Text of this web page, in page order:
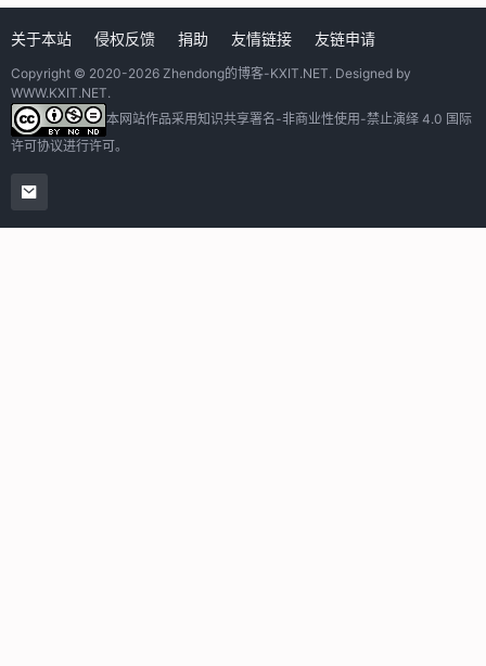
关于本站 侵权反馈 捐助 友情链接 友链申请
Copyright © 2020-2026 Zhendong的博客-KXIT.NET. Designed by
WWW.KXIT.NET.
本网站作品采用知识共享署名-非商业性使用-禁止演绎 4.0 国际
许可协议进行许可。